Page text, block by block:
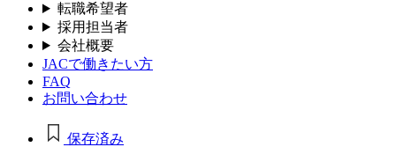
転職希望者
採用担当者
会社概要
JACで働きたい方
FAQ
お問い合わせ
保存済み